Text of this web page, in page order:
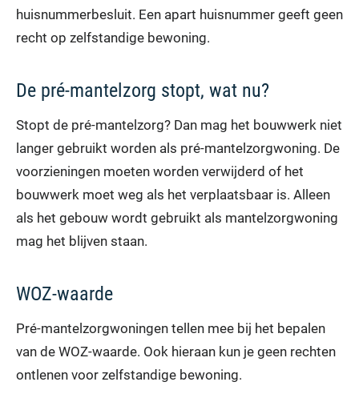
huisnummerbesluit. Een apart huisnummer geeft geen
recht op zelfstandige bewoning.
De pré-mantelzorg stopt, wat nu?
Stopt de pré-mantelzorg? Dan mag het bouwwerk niet
langer gebruikt worden als pré-mantelzorgwoning. De
voorzieningen moeten worden verwijderd of het
bouwwerk moet weg als het verplaatsbaar is. Alleen
als het gebouw wordt gebruikt als mantelzorgwoning
mag het blijven staan.
WOZ-waarde
Pré-mantelzorgwoningen tellen mee bij het bepalen
van de WOZ-waarde. Ook hieraan kun je geen rechten
ontlenen voor zelfstandige bewoning.